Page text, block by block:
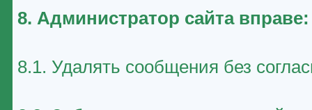
8. Администратор сайта вправе:
8.1. Удалять сообщения без